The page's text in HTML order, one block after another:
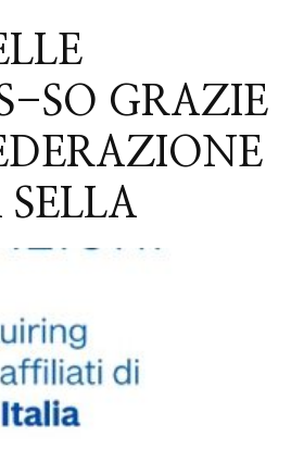
SO GRAZIE